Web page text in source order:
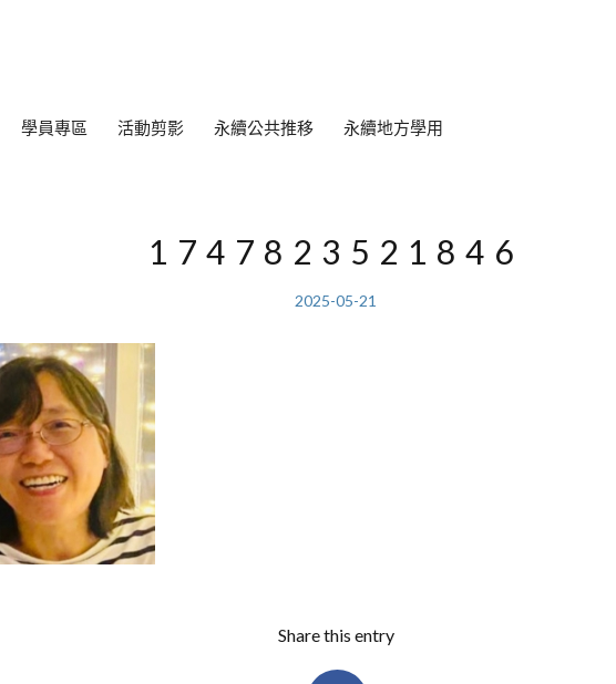
學員專區 活動剪影 永續公共推移 永續地方學用
1747823521846
2025-05-21
Share this entry